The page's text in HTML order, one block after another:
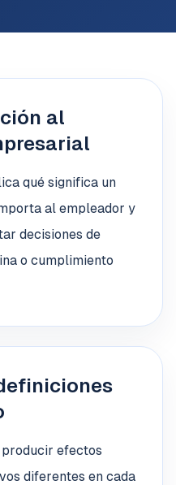
al
qué significa un
al empleador y
decisiones de
o cumplimiento
efectos
diferentes en cada